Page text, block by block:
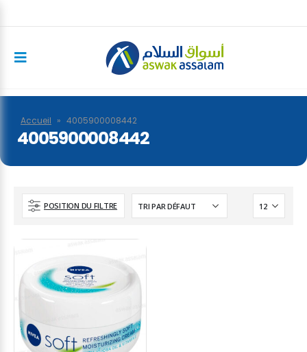
Accueil » 4005900008442
4005900008442
POSITION DU FILTRE